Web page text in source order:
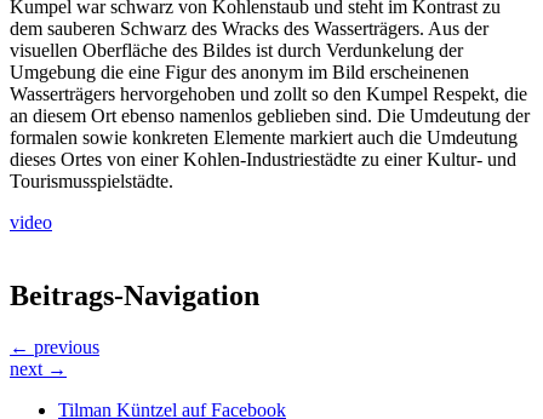
Kumpel war schwarz von Kohlenstaub und steht im Kontrast zu
dem sauberen Schwarz des Wracks des Wasserträgers. Aus der
visuellen Oberfläche des Bildes ist durch Verdunkelung der
Umgebung die eine Figur des anonym im Bild erscheinenen
Wasserträgers hervorgehoben und zollt so den Kumpel Respekt, die
an diesem Ort ebenso namenlos geblieben sind. Die Umdeutung der
formalen sowie konkreten Elemente markiert auch die Umdeutung
dieses Ortes von einer Kohlen-Industriestädte zu einer Kultur- und
Tourismusspielstädte.
video
Beitrags-Navigation
← previous
next →
Tilman Küntzel auf Facebook